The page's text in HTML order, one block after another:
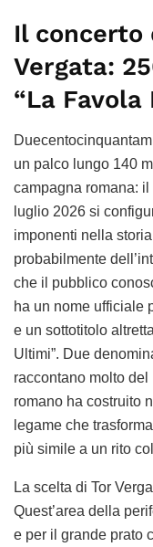
Il concerto
Vergata:
“La Favola
un palco lungo 140
campagna romana:
luglio 2026 si
imponenti nella
probabilmente
che il pubblico
ha un nome ufficiale
e un sottotitolo
Ultimi”. Due
raccontano molto
romano ha costruito
legame che
più simile a un rito
La scelta di Tor
Quest’area della
e per il grande prato